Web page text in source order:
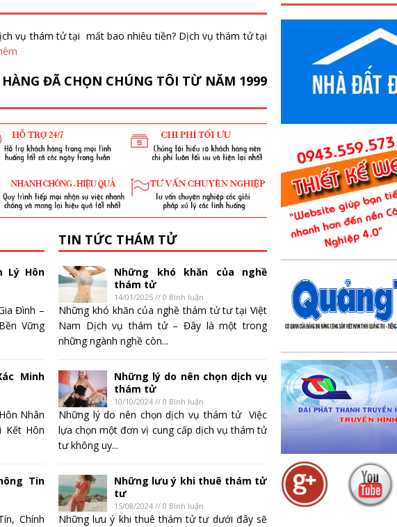
vụ thám tử tại mất bao nhiêu tiền? Dịch vụ thám tử tại
ĐÃ CHỌN CHÚNG TÔI TỪ NĂM 1999
Lý Hôn
Đình –
Vững
Minh
Nhân
Kết Hôn
Tin
Chính
TIN TỨC THÁM TỬ
Những khó khăn của nghề
thám tử
14/01/2025 // 0 Bình luận
Những khó khăn của nghề thám tử tư tại Việt
Nam Dịch vụ thám tử – Đây là một trong
những ngành nghề còn...
Những lý do nên chọn dịch vụ
thám tử
10/10/2024 // 0 Bình luận
Những lý do nên chọn dịch vụ thám tử Việc
lựa chọn một đơn vị cung cấp dịch vụ thám tử
tư không uy...
Những lưu ý khi thuê thám tử
tư
15/08/2024 // 0 Bình luận
Những lưu ý khi thuê thám tử tư dưới đây sẽ